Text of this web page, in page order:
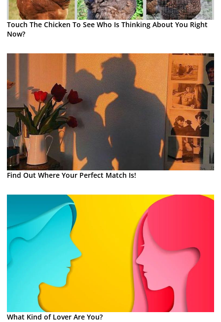
Touch The Chicken To See Who Is Thinking About You Right
Now?
Find Out Where Your Perfect Match Is!
What Kind of Lover Are You?